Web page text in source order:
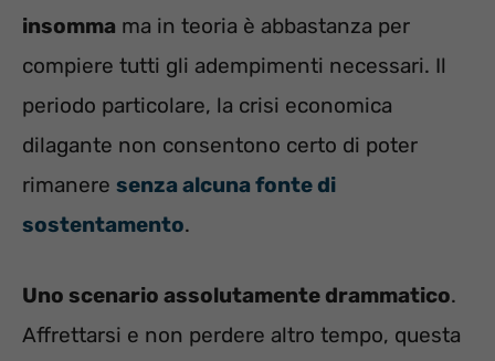
insomma ma in teoria è abbastanza per
compiere tutti gli adempimenti necessari. Il
periodo particolare, la crisi economica
dilagante non consentono certo di poter
rimanere senza alcuna fonte di
sostentamento.
Uno scenario assolutamente drammatico.
Affrettarsi e non perdere altro tempo, questa